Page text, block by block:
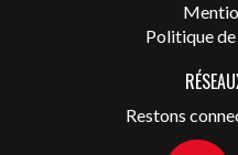
Politique
Restons